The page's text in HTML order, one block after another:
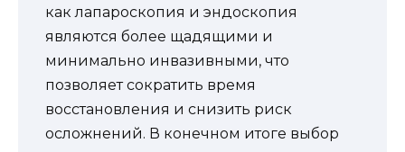
как лапароскопия и эндоскопия
являются более щадящими и
минимально инвазивными, что
позволяет сократить время
восстановления и снизить риск
осложнений. В конечном итоге выбор